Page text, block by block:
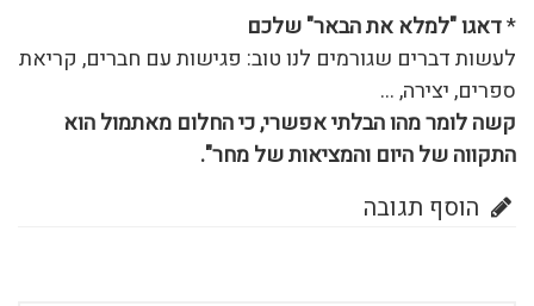
*דאגו "למלא את הבאר" שלכם
לעשות דברים שגורמים לנו טוב: פגישות עם חברים, קריאת
ספרים, יצירה, …
קשה לומר מהו הבלתי אפשרי, כי החלום מאתמול הוא
התקווה של היום והמציאות של מחר".
הוסף תגובה